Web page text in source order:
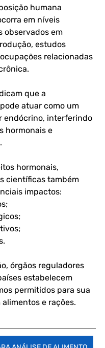
humana
em níveis
observados em
estudos
relacionadas
que a
atuar como um
endócrino, interferindo
hormonais e
hormonais,
científicas também
impactos:
órgãos reguladores
estabelecem
permitidos para sua
e rações.